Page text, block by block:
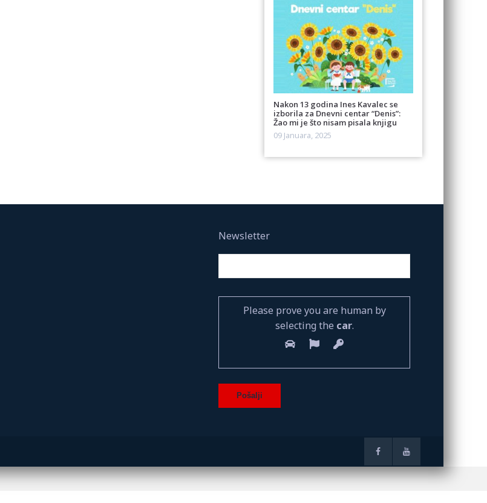
Nakon 13 godina Ines Kavalec se
izborila za Dnevni centar “Denis”:
Žao mi je što nisam pisala knjigu
09 Januara, 2025
Newsletter
Please prove you are human by
selecting the car.